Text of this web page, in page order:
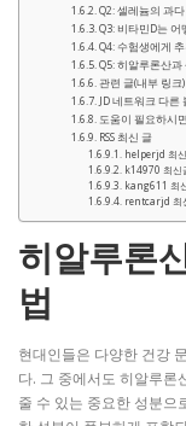
Q2: 셀레늄의 과
Q3: 비타민D는
Q4: 수험생에게
Q5: 히알루론산
관련 글(내부 링크)
JD 네트워크 다른
도움이 필요하시면
RSS 최신 글
helperjd 최
k14970 최신
kang611 최
rentcarjd 최
히알루론
법
현대인들은 다양한 건강
다. 그 중에서도 히알루론
줄 수 있는 중요한 성분으